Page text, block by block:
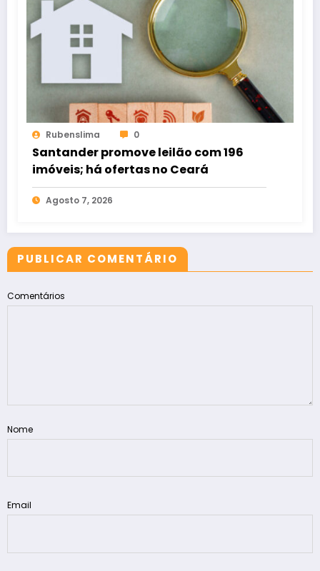
Rubenslima 0
Santander promove leilão com 196
imóveis; há ofertas no Ceará
Agosto 7, 2026
PUBLICAR COMENTÁRIO
Comentários
Nome
Email